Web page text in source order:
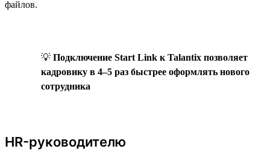
файлов.
💡 Подключение Start Link к Talantix позволяет
кадровику в 4–5 раз быстрее оформлять нового
сотрудника
HR-руководителю